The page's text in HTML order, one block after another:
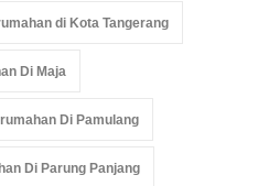
di Kota Tangerang
Di Maja
Di Pamulang
Di Parung Panjang